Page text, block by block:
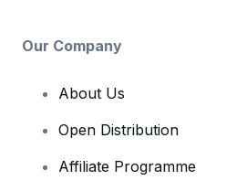
Our Company
About Us
Open Distribution
Affiliate Programme